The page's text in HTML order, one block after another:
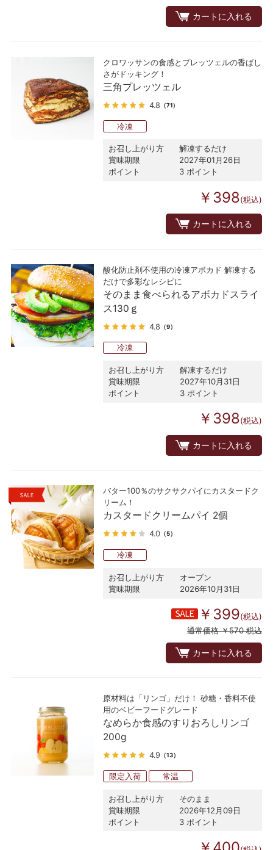
カートに入れる
クロワッサンの食感とプレッツェルの香ばし
さがドッキング！
三角プレッツェル
4.8 （71）
冷凍
お召し上がり方
解凍するだけ
賞味期限
2027年01月26日
ポイント
3 ポイント
￥398(税込)
カートに入れる
酸化防止剤不使用の冷凍アボカド 解凍する
だけで多彩なレシピに
そのまま食べられるアボカドスライ
ス130ｇ
4.8 （9）
冷凍
お召し上がり方
解凍するだけ
賞味期限
2027年10月31日
ポイント
3 ポイント
￥398(税込)
カートに入れる
バター100％のサクサクパイにカスタードク
リーム！
カスタードクリームパイ 2個
4.0 （5）
冷凍
お召し上がり方
オーブン
賞味期限
2026年10月31日
￥399(税込)
通常価格 ￥570 税込
カートに入れる
原材料は「リンゴ」だけ！ 砂糖・香料不使
用のベビーフードグレード
なめらか食感のすりおろしリンゴ
200g
4.9 （13）
限定入荷 常温
お召し上がり方
そのまま
賞味期限
2026年12月09日
ポイント
3 ポイント